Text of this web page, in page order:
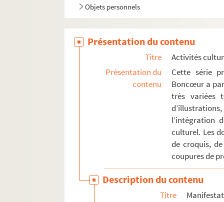
Objets personnels
Présentation du contenu
Titre
Activités
Présentation du
contenu
Cette série
Boncœur a
très variées
l’intégration
culturel. Les
de croquis,
coupures de
Description du contenu
Titre